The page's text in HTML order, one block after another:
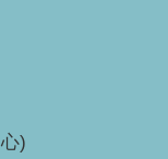
)